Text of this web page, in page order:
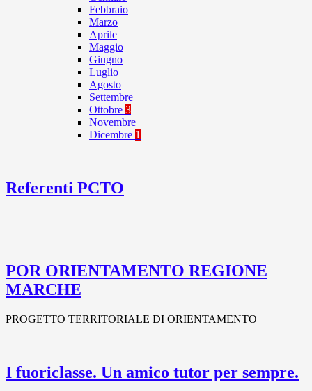
Febbraio
Marzo
Aprile
Maggio
Giugno
Luglio
Agosto
Settembre
Ottobre 3
Novembre
Dicembre 1
Referenti PCTO
POR ORIENTAMENTO REGIONE
MARCHE
PROGETTO TERRITORIALE DI ORIENTAMENTO
I fuoriclasse. Un amico tutor per sempre.